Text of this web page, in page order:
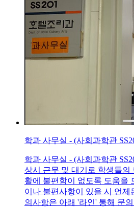
학과 사무실 - (사회과학관
학과 사무실 - (사회과학관
상시 근무 및 대기로 학생들의
활에 불편함이 없도록 도움을
이나 불편사항이 있을 시 언제
의사항은 아래 '라인' 통해 문